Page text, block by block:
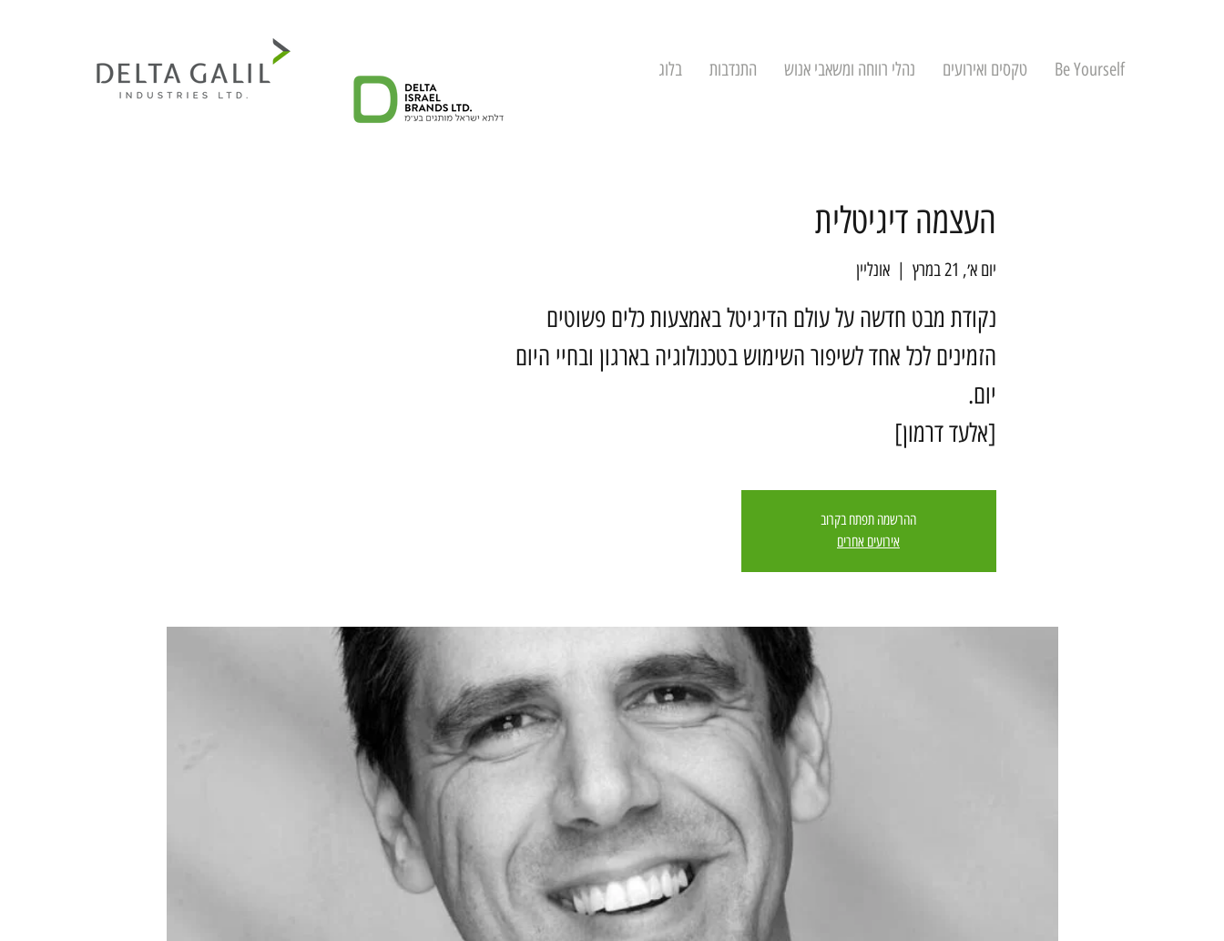
Be Yourself טקסים ואירועים נהלי רווחה ומשאבי אנוש התנדבות בלוג
העצמה דיגיטלית
יום א׳, 21 במרץ
  |
אונליין
נקודת מבט חדשה על עולם הדיגיטל באמצעות כלים פשוטים
הזמינים לכל אחד לשיפור השימוש בטכנולוגיה בארגון ובחיי היום
[אלעד דרמון]
ההרשמה תפתח בקרוב
אירועים אחרים